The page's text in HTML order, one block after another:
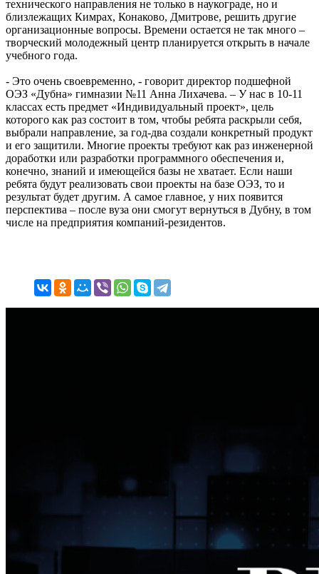
технического направления не только в наукограде, но и
близлежащих Кимрах, Конаково, Дмитрове, решить другие
организационные вопросы. Времени остается не так много –
творческий молодежный центр планируется открыть в начале
учебного года.
- Это очень своевременно, - говорит директор подшефной
ОЭЗ «Дубна» гимназии №11 Анна Лихачева. – У нас в 10-11
классах есть предмет «Индивидуальный проект», цель
которого как раз состоит в том, чтобы ребята раскрыли себя,
выбрали направление, за год-два создали конкретный продукт
и его защитили. Многие проекты требуют как раз инженерной
доработки или разработки программного обеспечения и,
конечно, знаний и имеющейся базы не хватает. Если наши
ребята будут реализовать свои проекты на базе ОЭЗ, то и
результат будет другим. А самое главное, у них появится
перспектива – после вуза они смогут вернуться в Дубну, в том
числе на предприятия компаний-резидентов.